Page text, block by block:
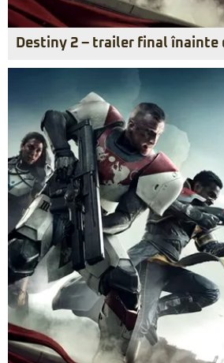
Destiny 2 – trailer final înainte